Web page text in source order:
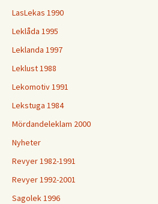
LasLekas 1990
Leklåda 1995
Leklanda 1997
Leklust 1988
Lekomotiv 1991
Lekstuga 1984
Mördandeleklam 2000
Nyheter
Revyer 1982-1991
Revyer 1992-2001
Sagolek 1996